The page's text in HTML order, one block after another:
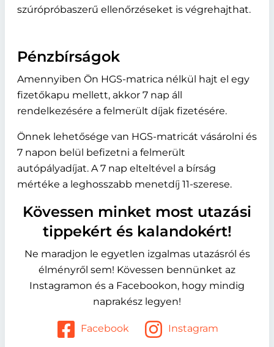
szúrópróbaszerű ellenőrzéseket is végrehajthat.
Pénzbírságok
Amennyiben Ön HGS-matrica nélkül hajt el egy
fizetőkapu mellett, akkor 7 nap áll
rendelkezésére a felmerült díjak fizetésére.
Önnek lehetősége van HGS-matricát vásárolni és
7 napon belül befizetni a felmerült
autópályadíjat. A 7 nap elteltével a bírság
mértéke a leghosszabb menetdíj 11-szerese.
Kövessen minket most utazási
tippekért és kalandokért!
Ne maradjon le egyetlen izgalmas utazásról és
élményről sem! Kövessen bennünket az
Instagramon és a Facebookon, hogy mindig
naprakész legyen!
Facebook Instagram